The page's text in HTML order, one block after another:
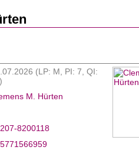
(LP: M, PI: 7 QI:
)
M. Hürten
8200118